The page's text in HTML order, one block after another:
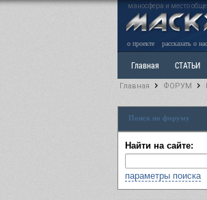
маносфера и место
о проекте рассказать о нас
Главная СТАТЬИ
Ветка: Расстаюсь
РАЗДЕЛ: Разное
Главная ФОРУМ
Поиск по форуму
Найти на сайте:
параметры поиска